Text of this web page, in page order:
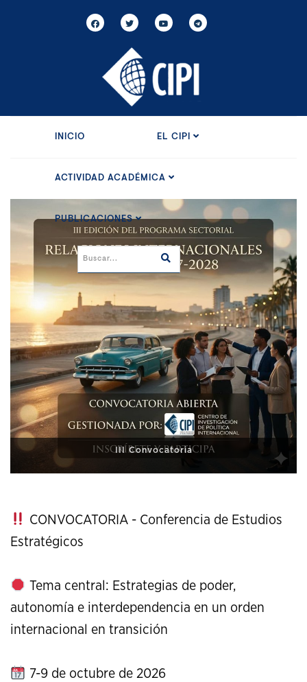
INICIO EL CIPI
ACTIVIDAD ACADÉMICA
PUBLICACIONES
XI Conference on Strategic Studies
CONVOCATORIA - Conferencia de Estudios
Estratégicos
Tema central: Estrategias de poder,
autonomía e interdependencia en un orden
internacional en transición
7-9 de octubre de 2026